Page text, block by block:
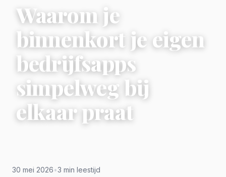
Waarom je
binnenkort je eigen
bedrijfsapps
simpelweg bij
elkaar praat
30 mei 2026•3 min leestijd